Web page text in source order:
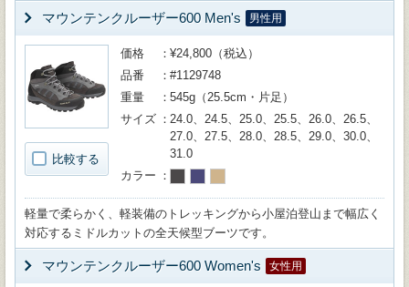
マウンテンクルーザー600 Men's 男性用
比較する
価格
¥24,800（税込）
品番
#1129748
重量
545g（25.5cm・片足）
サイズ
24.0、24.5、25.0、25.5、26.0、26.5、
27.0、27.5、28.0、28.5、29.0、30.0、
31.0
カラー
軽量で柔らかく、軽装備のトレッキングから小屋泊登山まで幅広く
対応するミドルカットの全天候型ブーツです。
マウンテンクルーザー600 Women's 女性用